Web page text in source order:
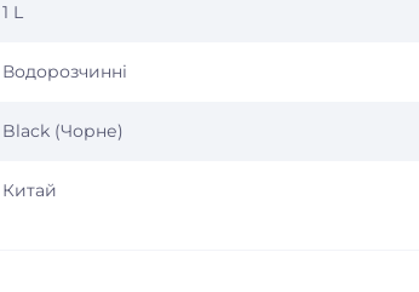
1 L
Водорозчинні
Black (Чорне)
Китай